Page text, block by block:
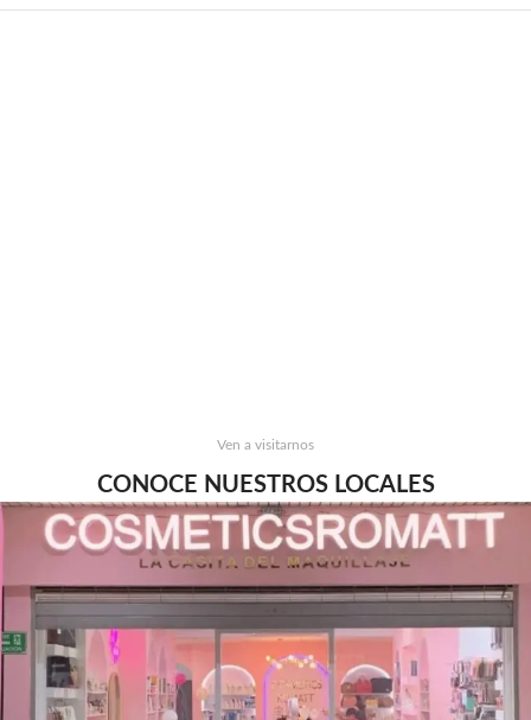
Ven a visitarnos
CONOCE NUESTROS LOCALES